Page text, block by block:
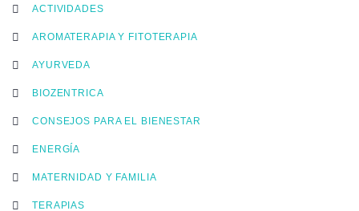
ACTIVIDADES
AROMATERAPIA Y FITOTERAPIA
AYURVEDA
BIOZENTRICA
CONSEJOS PARA EL BIENESTAR
ENERGÍA
MATERNIDAD Y FAMILIA
TERAPIAS